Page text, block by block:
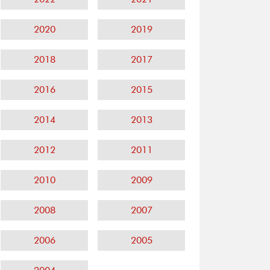
2020 2019
2018 2017
2016 2015
2014 2013
2012 2011
2010 2009
2008 2007
2006 2005